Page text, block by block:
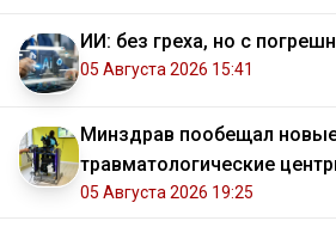
ИИ: без греха, но с
05 Августа 2026 15:41
Минздрав пообещал
травматологические
05 Августа 2026 19:25